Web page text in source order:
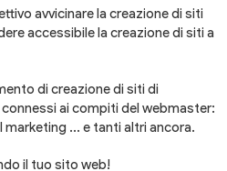
avvicinare la creazione di siti
accessibile la creazione di siti a
di creazione di siti di
ai compiti del webmaster:
... e tanti altri ancora.
il tuo sito web!